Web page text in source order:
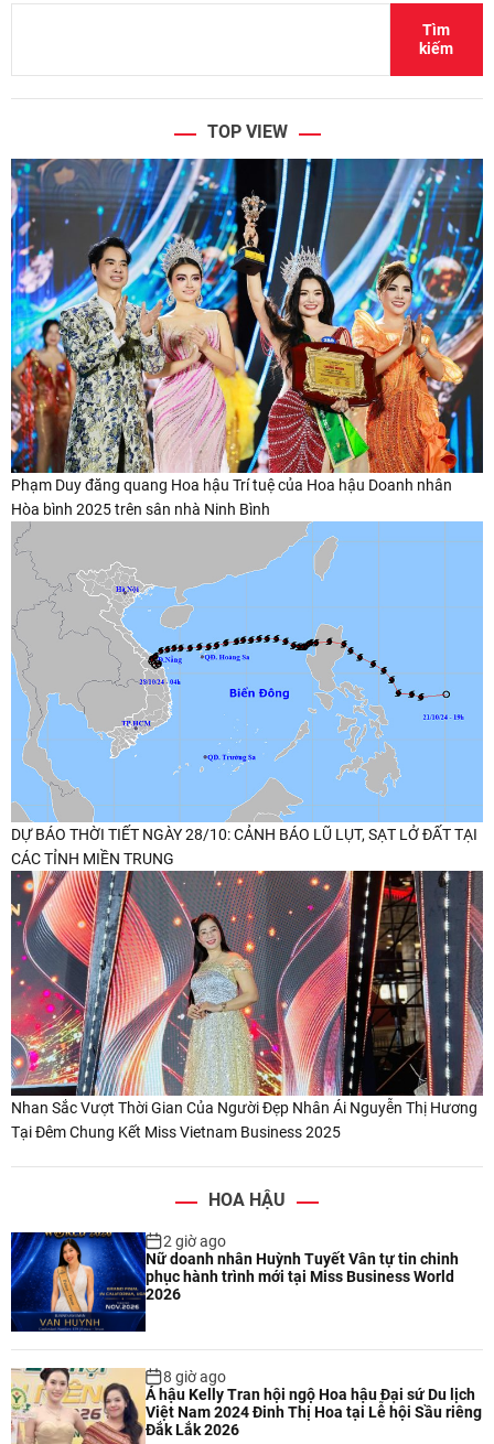
Tìm
kiếm
TOP VIEW
Phạm Duy đăng quang Hoa hậu Trí tuệ của Hoa hậu Doanh nhân
Hòa bình 2025 trên sân nhà Ninh Bình
DỰ BÁO THỜI TIẾT NGÀY 28/10: CẢNH BÁO LŨ LỤT, SẠT LỞ ĐẤT TẠI
CÁC TỈNH MIỀN TRUNG
Nhan Sắc Vượt Thời Gian Của Người Đẹp Nhân Ái Nguyễn Thị Hương
Tại Đêm Chung Kết Miss Vietnam Business 2025
HOA HẬU
2 giờ ago
Nữ doanh nhân Huỳnh Tuyết Vân tự tin chinh
phục hành trình mới tại Miss Business World
2026
8 giờ ago
Á hậu Kelly Tran hội ngộ Hoa hậu Đại sứ Du lịch
Việt Nam 2024 Đinh Thị Hoa tại Lễ hội Sầu riêng
Đắk Lắk 2026